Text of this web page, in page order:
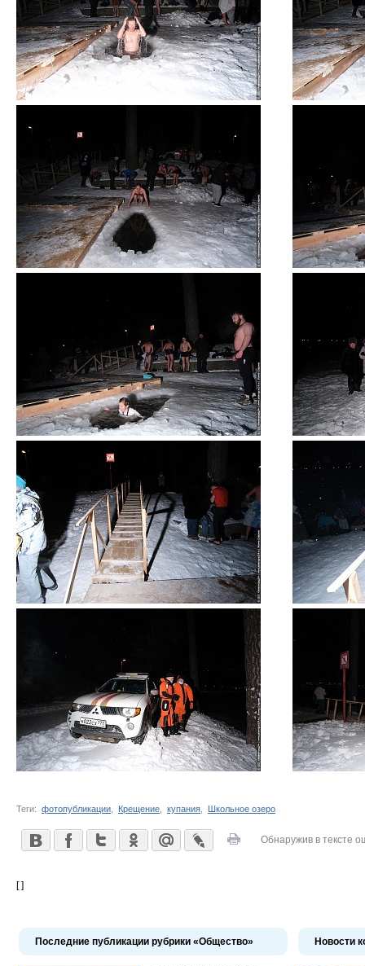
Теги: фотопубликации Крещение купания Школьное озеро
Обнаружив в тексте
[ ]
Последние публикации рубрики «Общество» Новости